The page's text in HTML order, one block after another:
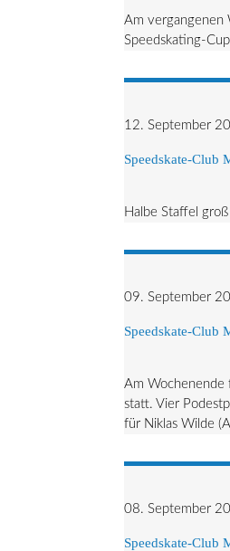
Am vergangenen
Speedskating-
12. September
Speedskate-Club
Halbe Staffel
09. September
Speedskate-Club
Am Wochenende
statt. Vier
für Niklas Wilde
08. September
Speedskate-Club